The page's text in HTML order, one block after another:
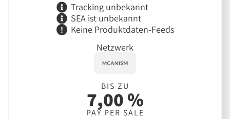
Tracking unbekannt
SEA ist unbekannt
Keine Produktdaten-Feeds
Netzwerk
BIS ZU
7,00 %
PAY PER SALE